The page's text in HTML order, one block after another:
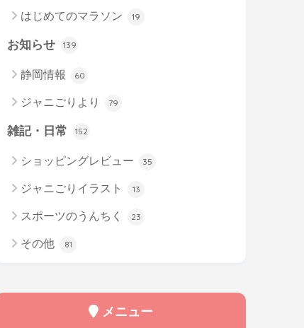
はじめてのマラソン 19
お知らせ 139
静岡情報 60
ジャニごりより 79
雑記・日常 152
ショッピングレビュー 35
ジャニごりイラスト 13
スポーツのうんちく 23
その他 81
メニュー